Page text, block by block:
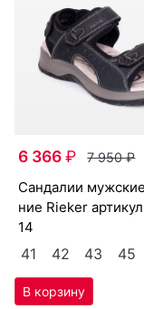
6 366₽ 7 950₽
сан­да­лии мужс­кие лет­
ние Ri­eker артикул
14
41 42 43 45